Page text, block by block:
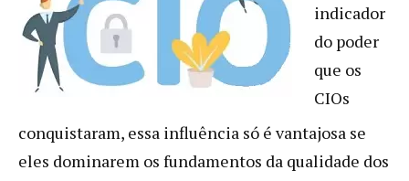
indicador
do poder
que os
CIOs
conquistaram, essa influência só é vantajosa se
eles dominarem os fundamentos da qualidade dos